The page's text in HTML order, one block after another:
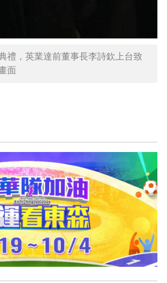
禮，英業達前董事長李詩欽上台致
面